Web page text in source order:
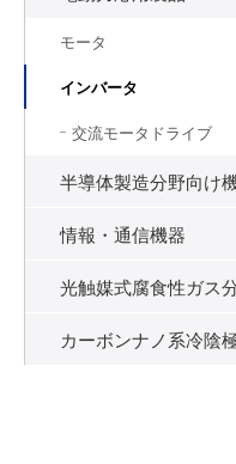
モータ
インバータ
交流モータドライブ
半導体製造分野向け
情報・通信機器
光触媒式腐食性ガス
カーボンナノ系冷陰